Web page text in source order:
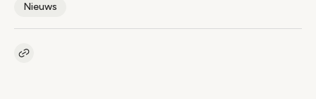
Nieuws
Kopieer link naar artikel